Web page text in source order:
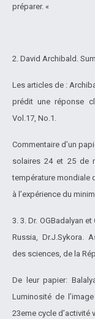
préparer. «
2. David Archibald.
Les articles de :
prédit une réponse
Vol.17, No.1.
Commentaire d’un
solaires 24 et 25 de
température mondiale
à l’expérience du
3. 3. Dr. OGBadalyan
Russia, Dr.J.Sykora.
des sciences, de la
De leur papier:
Luminosité de
23eme cycle d’activité